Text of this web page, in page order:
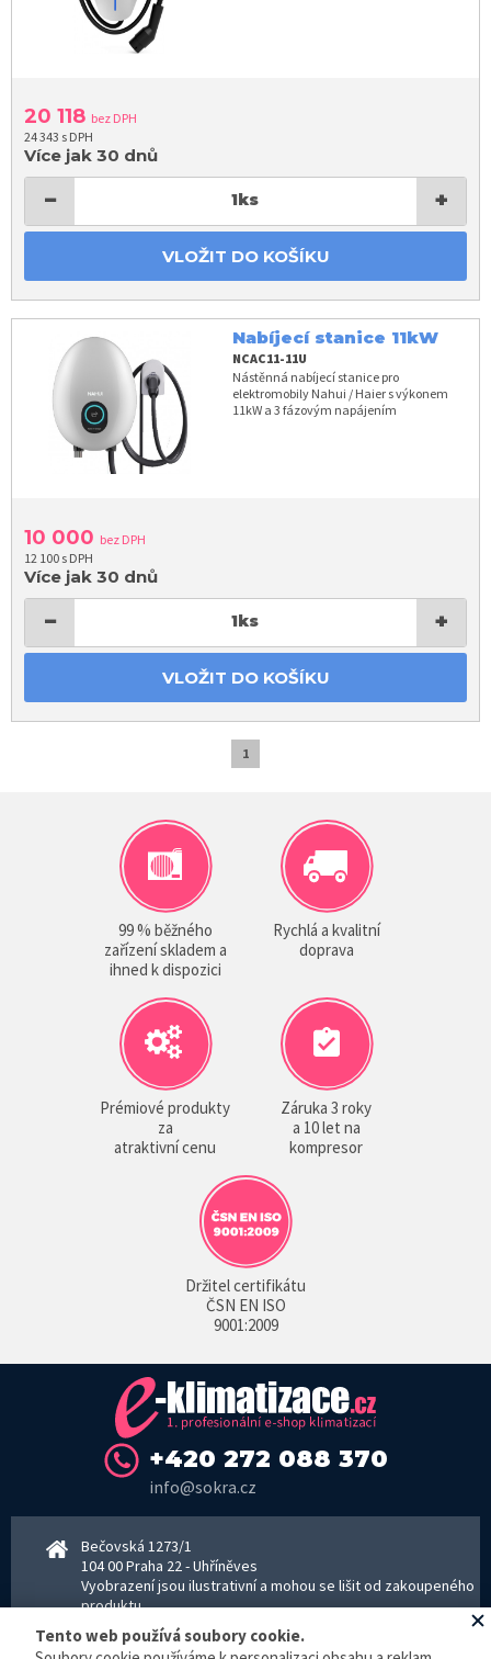
20 118 bez DPH
24 343 s DPH
Více jak 30 dnů
− 1ks +
VLOŽIT DO KOŠÍKU
Nabíjecí stanice 11kW
NCAC11-11U
Nástěnná nabíjecí stanice pro
elektromobily Nahui / Haier s výkonem
11kW a 3 fázovým napájením
10 000 bez DPH
12 100 s DPH
Více jak 30 dnů
− 1ks +
VLOŽIT DO KOŠÍKU
1
99 % běžného
zařízení skladem a
ihned k dispozici
Rychlá a kvalitní
doprava
Prémiové produkty
za
atraktivní cenu
Záruka 3 roky
a 10 let na
kompresor
Držitel certifikátu
ČSN EN ISO
9001:2009
+420 272 088 370
info@sokra.cz
Bečovská 1273/1
104 00 Praha 22 - Uhříněves
Vyobrazení jsou ilustrativní a mohou se lišit od zakoupeného
produktu.
www.sokra.cz│www.haier-klimatizace.cz
Tento web používá soubory cookie.